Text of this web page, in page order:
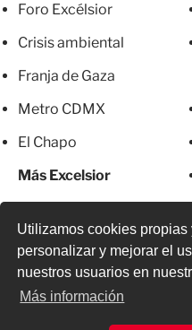
Utilizamos cookies propias
personalizar y mejorar el
nuestros usuarios en
Más información
Foro Excélsior
Crisis ambiental
Franja de Gaza
Metro CDMX
El Chapo
Más Excelsior
© 2026 Todos los derechos
o parcial, incluyendo